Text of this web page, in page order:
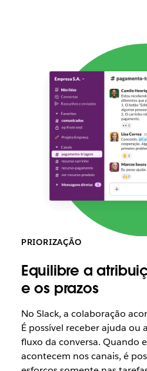
PRIORIZAÇÃO
Equilibre a
e os prazos
No Slack, a colaboração
É possível receber ajuda ou
fluxo da conversa. Quando
acontecem nos canais, é